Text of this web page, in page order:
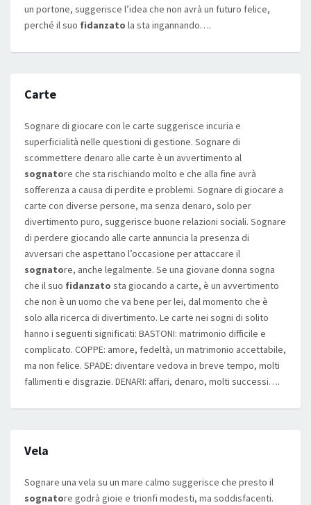
un portone, suggerisce l’idea che non avrà un futuro felice,
perché il suo fidanzato la sta ingannando….
Carte
Sognare di giocare con le carte suggerisce incuria e
superficialità nelle questioni di gestione. Sognare di
scommettere denaro alle carte è un avvertimento al
sognatore che sta rischiando molto e che alla fine avrà
sofferenza a causa di perdite e problemi. Sognare di giocare a
carte con diverse persone, ma senza denaro, solo per
divertimento puro, suggerisce buone relazioni sociali. Sognare
di perdere giocando alle carte annuncia la presenza di
avversari che aspettano l’occasione per attaccare il
sognatore, anche legalmente. Se una giovane donna sogna
che il suo fidanzato sta giocando a carte, è un avvertimento
che non è un uomo che va bene per lei, dal momento che è
solo alla ricerca di divertimento. Le carte nei sogni di solito
hanno i seguenti significati: BASTONI: matrimonio difficile e
complicato. COPPE: amore, fedeltà, un matrimonio accettabile,
ma non felice. SPADE: diventare vedova in breve tempo, molti
fallimenti e disgrazie. DENARI: affari, denaro, molti successi….
Vela
Sognare una vela su un mare calmo suggerisce che presto il
sognatore godrà gioie e trionfi modesti, ma soddisfacenti.